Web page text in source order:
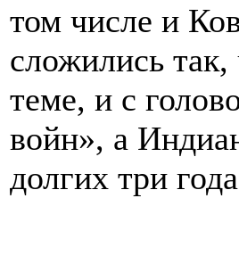
том числе и
сложились так,
теме, и с
войн», а
долгих три